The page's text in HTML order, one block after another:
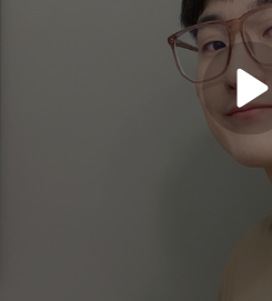
Audio/video is
Please Try